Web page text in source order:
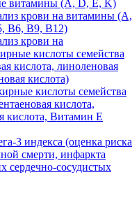
витамины (A, D, E, K)
крови на витамины (A,
B6, В9, B12)
крови на
кислоты семейства
кислота, линоленовая
кислота)
кислоты семейства
кислота,
кислота, Витамин E
3 индекса (оценка риска
смерти, инфаркта
сердечно-сосудистых